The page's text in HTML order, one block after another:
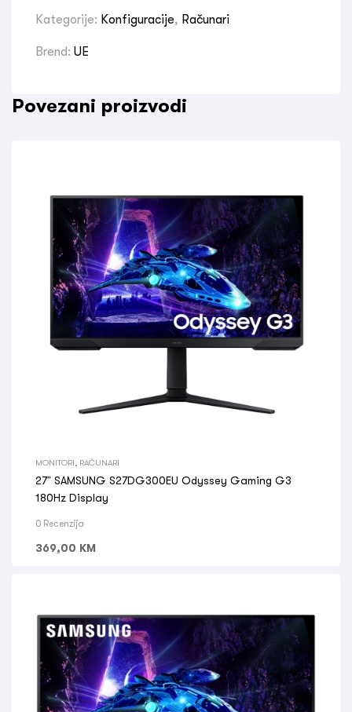
Kategorije: Konfiguracije, Računari
Brend: UE
Povezani proizvodi
MONITORI RAČUNARI
27” SAMSUNG S27DG300EU Odyssey Gaming G3
180Hz Display
0 Recenzija
369,00 KM